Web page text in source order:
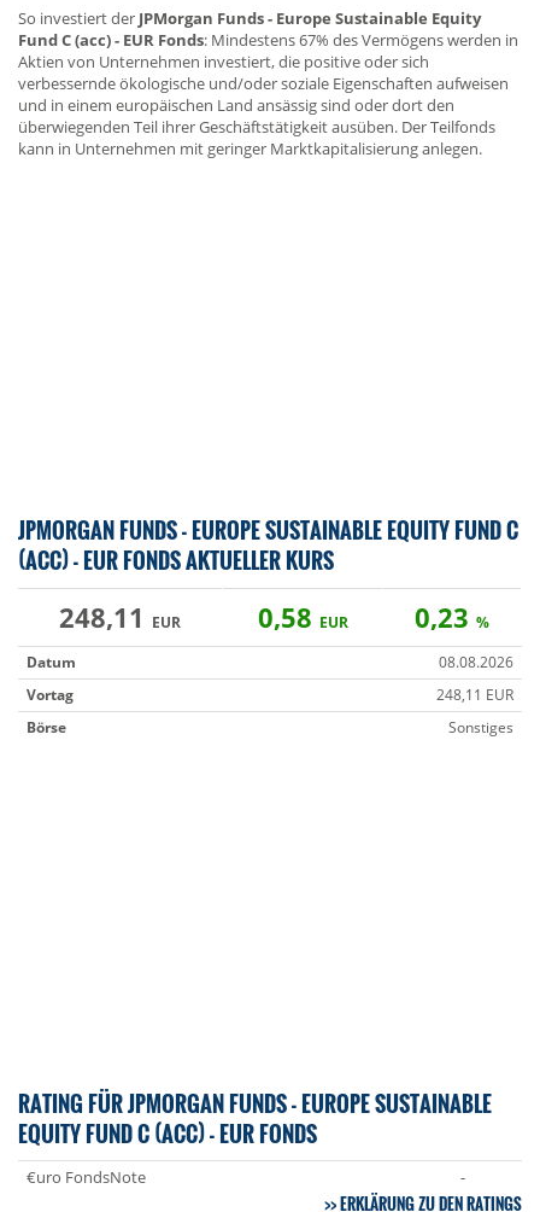
So investiert der JPMorgan Funds - Europe Sustainable Equity
Fund C (acc) - EUR Fonds: Mindestens 67% des Vermögens werden in
Aktien von Unternehmen investiert, die positive oder sich
verbessernde ökologische und/oder soziale Eigenschaften aufweisen
und in einem europäischen Land ansässig sind oder dort den
überwiegenden Teil ihrer Geschäftstätigkeit ausüben. Der Teilfonds
kann in Unternehmen mit geringer Marktkapitalisierung anlegen.
JPMORGAN FUNDS - EUROPE SUSTAINABLE EQUITY FUND C
(ACC) - EUR FONDS AKTUELLER KURS
248,11 EUR 0,58 EUR 0,23 %
Datum
08.08.2026
Vortag
248,11 EUR
Börse
Sonstiges
RATING FÜR JPMORGAN FUNDS - EUROPE SUSTAINABLE
EQUITY FUND C (ACC) - EUR FONDS
€uro FondsNote -
ERKLÄRUNG ZU DEN RATINGS